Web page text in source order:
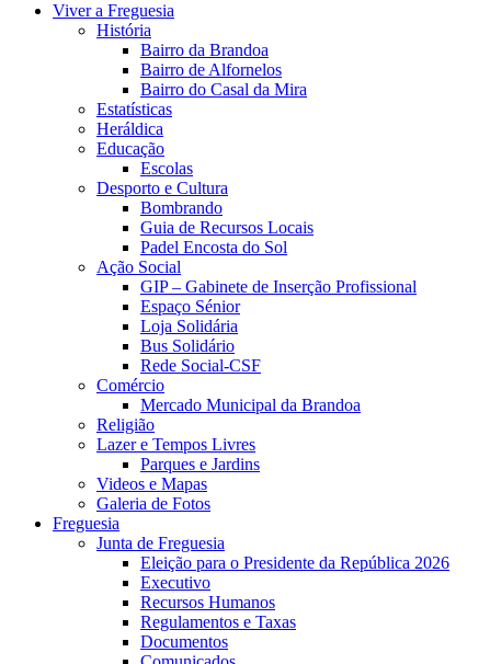
Viver a Freguesia
História
Bairro da Brandoa
Bairro de Alfornelos
Bairro do Casal da Mira
Estatísticas
Heráldica
Educação
Escolas
Desporto e Cultura
Bombrando
Guia de Recursos Locais
Padel Encosta do Sol
Ação Social
GIP – Gabinete de Inserção Profissional
Espaço Sénior
Loja Solidária
Bus Solidário
Rede Social-CSF
Comércio
Mercado Municipal da Brandoa
Religião
Lazer e Tempos Livres
Parques e Jardins
Videos e Mapas
Galeria de Fotos
Freguesia
Junta de Freguesia
Eleição para o Presidente da República 2026
Executivo
Recursos Humanos
Regulamentos e Taxas
Documentos